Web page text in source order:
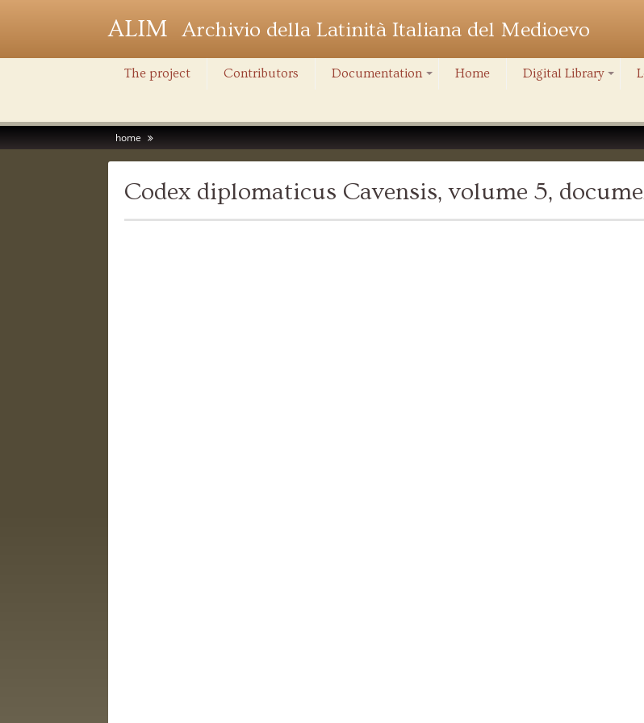
ALIM Archivio della Latinità Italiana del Medioevo
The project Contributors Documentation Home Digital Library
home
Codex diplomaticus Cavensis, volume 5,